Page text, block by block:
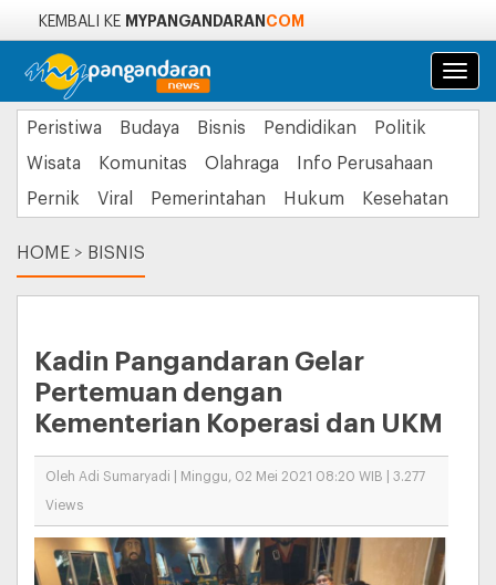
KEMBALI KE MYPANGANDARAN COM
Peristiwa Budaya Bisnis Pendidikan
Politik
Wisata
Komunitas Olahraga
Info Perusahaan
Pernik
Viral Pemerintahan Hukum Kesehatan
HOME > BISNIS
Kadin Pangandaran Gelar
Pertemuan dengan
Kementerian Koperasi dan UKM
Oleh Adi Sumaryadi | Minggu, 02 Mei 2021 08:20 WIB | 3.277
Views